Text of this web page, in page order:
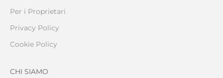
Per i Proprietari
Privacy Policy
Cookie Policy
CHI SIAMO